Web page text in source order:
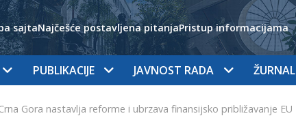
sajtaNajčešće postavljena pitanjaPristup informacijama
PUBLIKACIJE JAVNOST RADA ŽURNAL
Gora nastavlja reforme i ubrzava finansijsko približavanje EU